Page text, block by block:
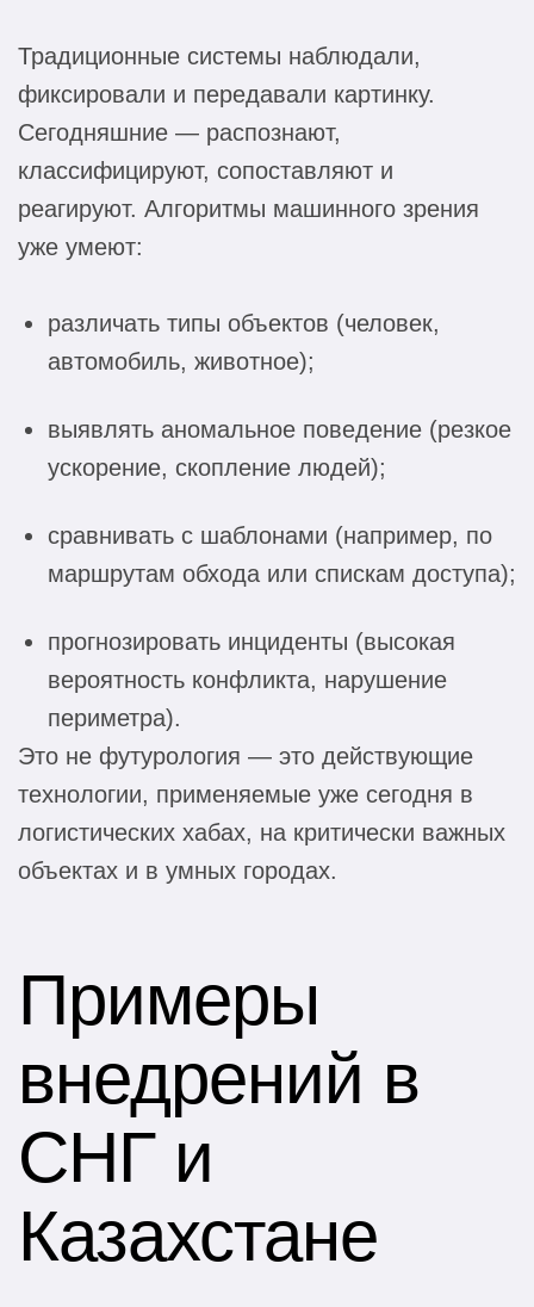
Традиционные системы наблюдали,
фиксировали и передавали картинку.
Сегодняшние — распознают,
классифицируют, сопоставляют и
реагируют. Алгоритмы машинного зрения
уже умеют:
различать типы объектов (человек,
автомобиль, животное);
выявлять аномальное поведение (резкое
ускорение, скопление людей);
сравнивать с шаблонами (например, по
маршрутам обхода или спискам доступа);
прогнозировать инциденты (высокая
вероятность конфликта, нарушение
периметра).
Это не футурология — это действующие
технологии, применяемые уже сегодня в
логистических хабах, на критически важных
объектах и в умных городах.
Примеры
внедрений в
СНГ и
Казахстане